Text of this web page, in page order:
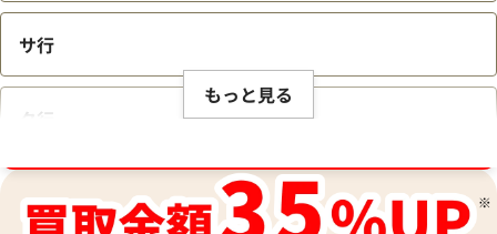
サ行
タ行
ナ行
もっと見る